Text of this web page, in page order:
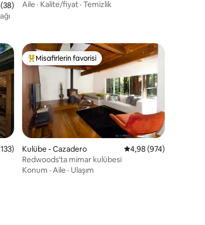
ortalama 5 puan, 38 değerlendirme
Airstream'de rahatlayın
Aile · Kalite/fiyat · Temizlik
arasında
ortalama 4,98 puan, 133 değerlendirme
Misafirlerin favorilerinden en beğenilenler arasında
Misafirlerin favorisi
Kulübe - Cazadero 5 üzerinden ortalama
4,98 (974)
Redwoods'ta mimar kulübesi
Konum · Aile · Ulaşım